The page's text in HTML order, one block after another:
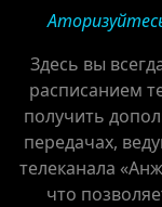
Здесь вы
расписанием
получить
передачах,
телеканала
что